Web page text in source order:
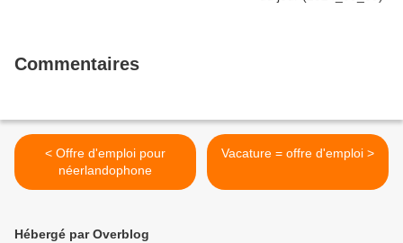
Commentaires
< Offre d'emploi pour
néerlandophone
Vacature = offre d'emploi >
Hébergé par Overblog